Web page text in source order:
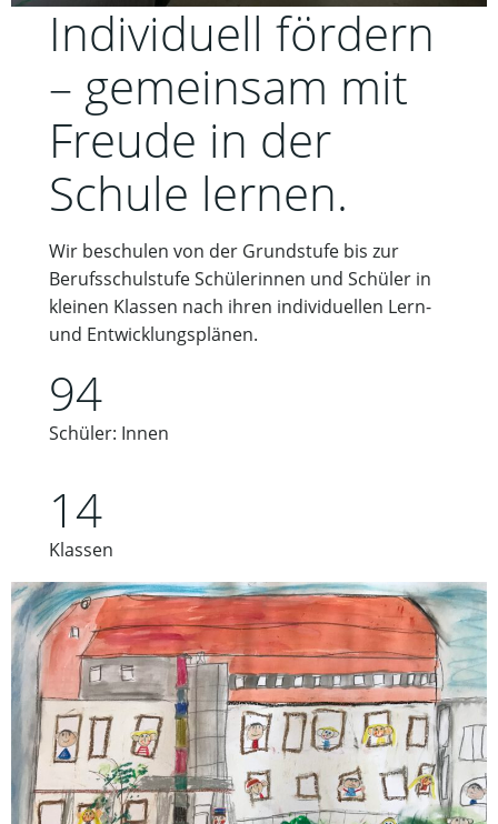
Individuell fördern
– gemeinsam mit
Freude in der
Schule lernen.
Wir beschulen von der Grundstufe bis zur
Berufsschulstufe Schülerinnen und Schüler in
kleinen Klassen nach ihren individuellen Lern-
und Entwicklungsplänen.
94
Schüler: Innen
14
Klassen